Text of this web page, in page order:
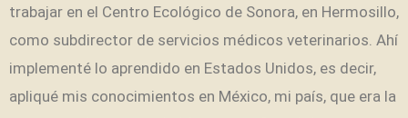
trabajar en el Centro Ecológico de Sonora, en Hermosillo,
como subdirector de servicios médicos veterinarios. Ahí
implementé lo aprendido en Estados Unidos, es decir,
apliqué mis conocimientos en México, mi país, que era la